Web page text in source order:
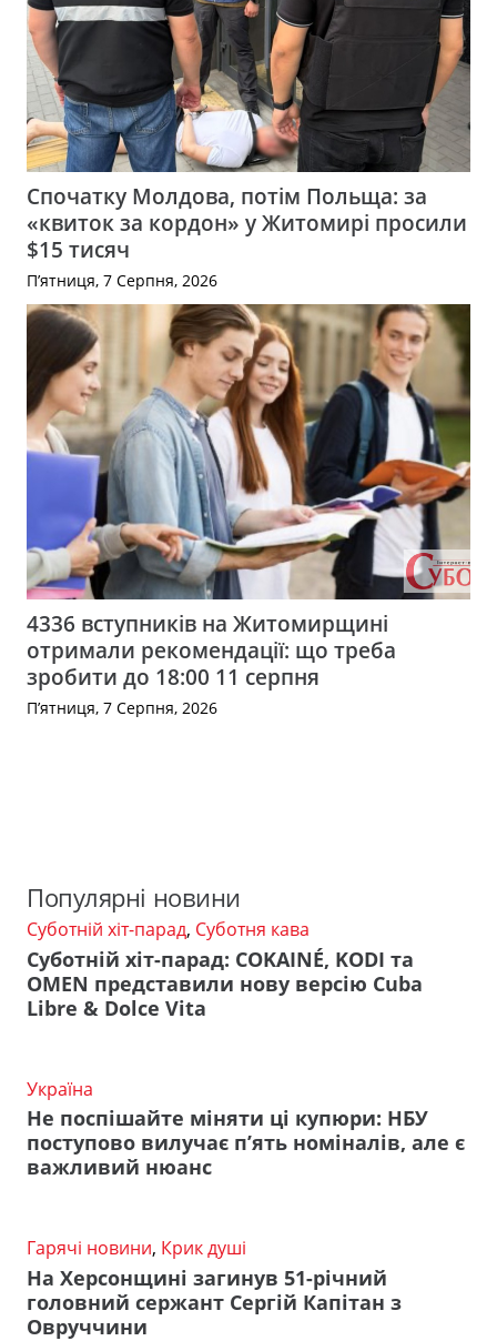
Спочатку Молдова, потім Польща: за
«квиток за кордон» у Житомирі просили
$15 тисяч
П’ятниця, 7 Серпня, 2026
4336 вступників на Житомирщині
отримали рекомендації: що треба
зробити до 18:00 11 серпня
П’ятниця, 7 Серпня, 2026
Популярні новини
Суботній хіт-парад, Суботня кава
Суботній хіт-парад: COKAINÉ, KODI та
OMEN представили нову версію Cuba
Libre & Dolce Vita
Україна
Не поспішайте міняти ці купюри: НБУ
поступово вилучає п’ять номіналів, але є
важливий нюанс
Гарячі новини, Крик душі
На Херсонщині загинув 51-річний
головний сержант Сергій Капітан з
Овруччини